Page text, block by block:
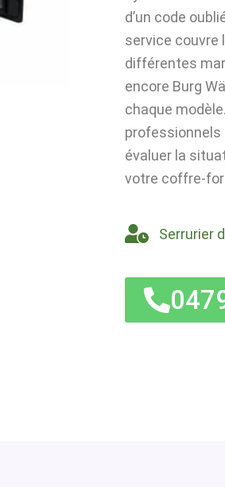
d’un code
service couvre
différentes
encore Burg
chaque
professionnels
évaluer la
votre coffre-
Serrurier